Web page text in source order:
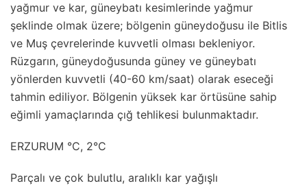
yağmur ve kar, güneybatı kesimlerinde yağmur
şeklinde olmak üzere; bölgenin güneydoğusu ile Bitlis
ve Muş çevrelerinde kuvvetli olması bekleniyor.
Rüzgarın, güneydoğusunda güney ve güneybatı
yönlerden kuvvetli (40-60 km/saat) olarak eseceği
tahmin ediliyor. Bölgenin yüksek kar örtüsüne sahip
eğimli yamaçlarında çığ tehlikesi bulunmaktadır.
ERZURUM °C, 2°C
Parçalı ve çok bulutlu, aralıklı kar yağışlı